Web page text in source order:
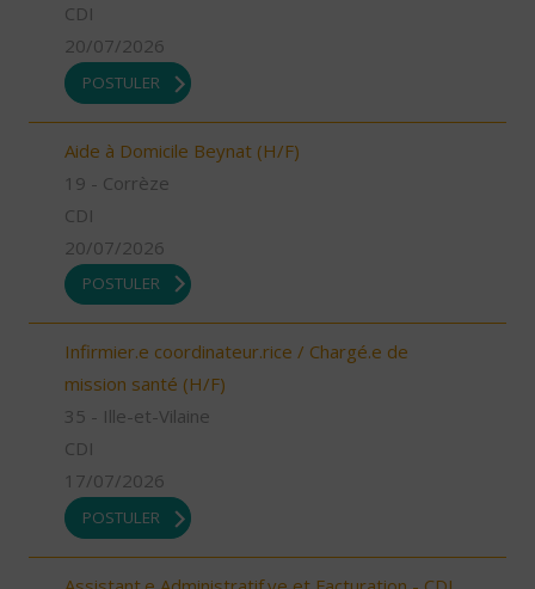
CDI
20/07/2026
POSTULER
Aide à Domicile Beynat (H/F)
19 - Corrèze
CDI
20/07/2026
POSTULER
Infirmier.e coordinateur.rice / Chargé.e de
mission santé (H/F)
35 - Ille-et-Vilaine
CDI
17/07/2026
POSTULER